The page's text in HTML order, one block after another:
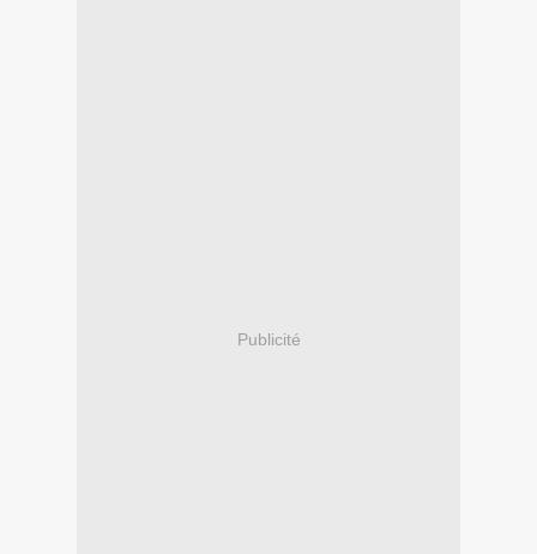
Publicité